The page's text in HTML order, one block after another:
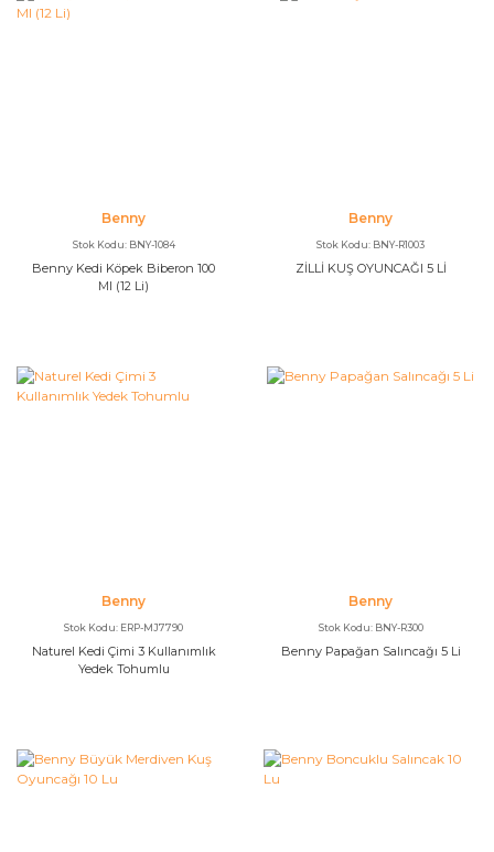
Benny
Stok Kodu: BNY-1084
Benny Kedi Köpek Biberon 100
Ml (12 Li)
Benny
Stok Kodu: BNY-R1003
ZİLLİ KUŞ OYUNCAĞI 5 Lİ
Benny
Stok Kodu: ERP-MJ7790
Naturel Kedi Çimi 3 Kullanımlık
Yedek Tohumlu
Benny
Stok Kodu: BNY-R300
Benny Papağan Salıncağı 5 Li